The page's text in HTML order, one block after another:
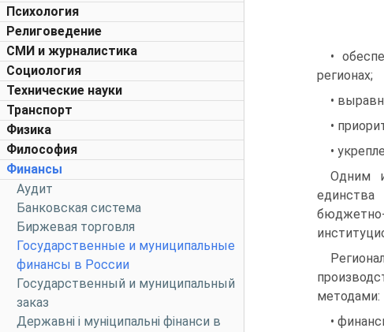
Психология
Религоведение
СМИ и журналистика
Социология
Технические науки
Транспорт
Физика
Философия
Финансы
Аудит
Банковская система
Биржевая торговля
Государственные и муниципальные
финансы в России
Государственный и муниципальный
заказ
Державні і муніципальні фінанси в
•
регионах;
•
•
•
Одним
методами:
•